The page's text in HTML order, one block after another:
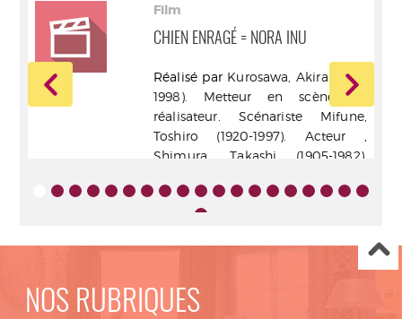
Film
CHIEN ENRAGÉ = NORA INU
Réalisé par Kurosawa, Akira (1910-
1998). Metteur en scène ou
réalisateur. Scénariste
Mifune,
Toshiro (1920-1997). Acteur
Shimura, Takashi (1905-1982).
Awaji, Keiko. Acteur, Miyoshi,
Eiko. Acteur
NOS RUBRIQUES